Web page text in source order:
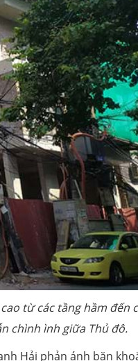
từ các tầng hầm đến
chình ình giữa Thủ đô.
Hải phản ánh băn